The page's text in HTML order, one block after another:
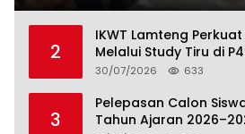
2
IKWT Lamteng
Melalui Study Tiru di
Foundation
30/07/2026 633
3
Pelepasan Calon
Tahun Ajaran